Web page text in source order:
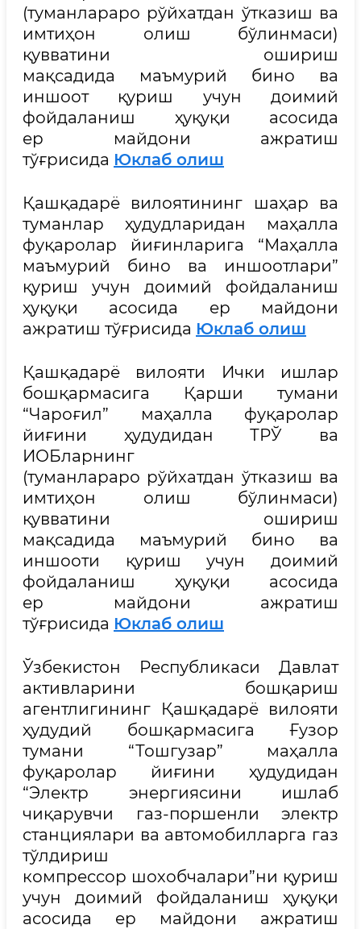
(туманлараро рўйхатдан ўтказиш ва
имтиҳон олиш бўлинмаси)
қувватини ошириш
мақсадида маъмурий бино ва
иншоот қуриш учун доимий
фойдаланиш ҳуқуқи асосида
ер майдони ажратиш
тўғрисида Юклаб олиш
Қашқадарё вилоятининг шаҳар ва
туманлар ҳудудларидан маҳалла
фуқаролар йиғинларига “Маҳалла
маъмурий бино ва иншоотлари”
қуриш учун доимий фойдаланиш
ҳуқуқи асосида ер майдони
ажратиш тўғрисида Юклаб олиш
Қашқадарё вилояти Ички ишлар
бошқармасига Қарши тумани
“Чароғил” маҳалла фуқаролар
йиғини ҳудудидан ТРЎ ва
ИОБларнинг
(туманлараро рўйхатдан ўтказиш ва
имтиҳон олиш бўлинмаси)
қувватини ошириш
мақсадида маъмурий бино ва
иншооти қуриш учун доимий
фойдаланиш ҳуқуқи асосида
ер майдони ажратиш
тўғрисида Юклаб олиш
Ўзбекистон Республикаси Давлат
активларини бошқариш
агентлигининг Қашқадарё вилояти
ҳудудий бошқармасига Ғузор
тумани “Тошгузар” маҳалла
фуқаролар йиғини ҳудудидан
“Электр энергиясини ишлаб
чиқарувчи газ-поршенли электр
станциялари ва автомобилларга газ
тўлдириш
компрессор шохобчалари”ни қуриш
учун доимий фойдаланиш ҳуқуқи
асосида ер майдони ажратиш